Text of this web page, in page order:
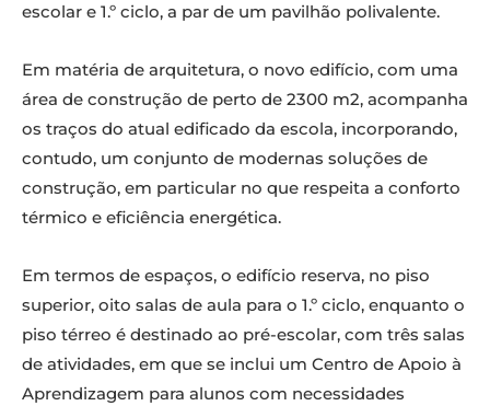
escolar e 1.º ciclo, a par de um pavilhão polivalente.
Em matéria de arquitetura, o novo edifício, com uma
área de construção de perto de 2300 m2, acompanha
os traços do atual edificado da escola, incorporando,
contudo, um conjunto de modernas soluções de
construção, em particular no que respeita a conforto
térmico e eficiência energética.
Em termos de espaços, o edifício reserva, no piso
superior, oito salas de aula para o 1.º ciclo, enquanto o
piso térreo é destinado ao pré-escolar, com três salas
de atividades, em que se inclui um Centro de Apoio à
Aprendizagem para alunos com necessidades